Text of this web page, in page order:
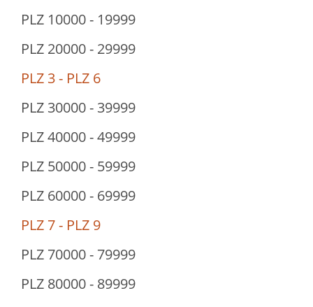
PLZ 10000 - 19999
PLZ 20000 - 29999
PLZ 3 - PLZ 6
PLZ 30000 - 39999
PLZ 40000 - 49999
PLZ 50000 - 59999
PLZ 60000 - 69999
PLZ 7 - PLZ 9
PLZ 70000 - 79999
PLZ 80000 - 89999